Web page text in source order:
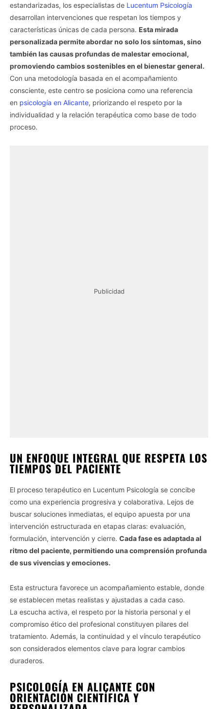
estandarizadas, los especialistas de Lucentum Psicología
desarrollan intervenciones que respetan los tiempos y
características únicas de cada persona. Esta mirada
personalizada permite abordar no solo los síntomas, sino
también las causas profundas de malestar emocional,
promoviendo cambios sostenibles en el bienestar general.
Con una metodología basada en el acompañamiento
consciente, este centro se posiciona como una referencia
en psicología en Alicante, priorizando el respeto por la
individualidad y la relación terapéutica como base de todo
proceso.
Publicidad
UN ENFOQUE INTEGRAL QUE RESPETA LOS
TIEMPOS DEL PACIENTE
El proceso terapéutico en Lucentum Psicología se concibe
como una experiencia progresiva y colaborativa. Lejos de
buscar soluciones inmediatas, el equipo apuesta por una
intervención estructurada en etapas claras: evaluación,
formulación, intervención y cierre. Cada fase es adaptada al
ritmo del paciente, permitiendo una comprensión profunda
de sus vivencias y emociones.
Esta estructura favorece un acompañamiento estable, donde
se establecen metas realistas y ajustadas a cada caso.
La escucha activa, el respeto por la historia personal y el
compromiso ético del profesional constituyen pilares del
tratamiento. Además, la continuidad y el vínculo terapéutico
son considerados elementos clave para lograr cambios
duraderos.
PSICOLOGÍA EN ALICANTE CON
ORIENTACIÓN CIENTÍFICA Y